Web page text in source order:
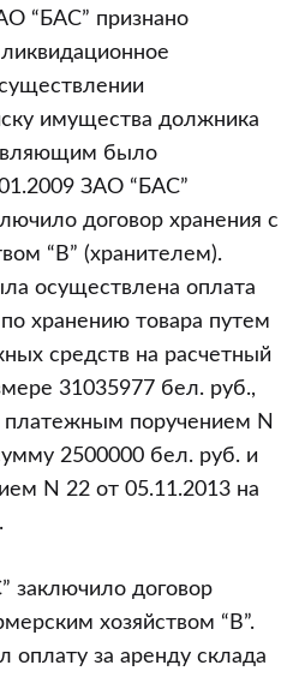
“БАС” признано
имущества должника
было
ЗАО “БАС”
договор хранения с
“В” (хранителем).
осуществлена оплата
хранению товара путем
средств на расчетный
31035977 бел. руб.,
платежным поручением N
2500000 бел. руб. и
N 22 от 05.11.2013 на
заключило договор
хозяйством “В”.
за аренду склада